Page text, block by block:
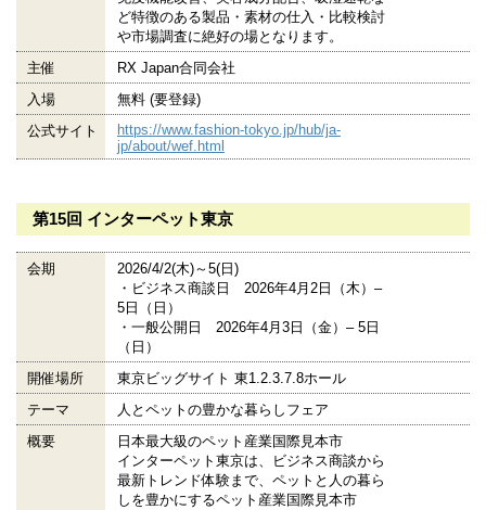
ど特徴のある製品・素材の仕入・比較検討
や市場調査に絶好の場となります。
主催
RX Japan合同会社
入場
無料 (要登録)
公式サイト
https://www.fashion-tokyo.jp/hub/ja-
jp/about/wef.html
第15回 インターペット東京
会期
2026/4/2(木)～5(日)
・ビジネス商談日 2026年4月2日（木）–
5日（日）
・一般公開日 2026年4月3日（金）– 5日
（日）
開催場所
東京ビッグサイト 東1.2.3.7.8ホール
テーマ
人とペットの豊かな暮らしフェア
概要
日本最大級のペット産業国際見本市
インターペット東京は、ビジネス商談から
最新トレンド体験まで、ペットと人の暮ら
しを豊かにするペット産業国際見本市